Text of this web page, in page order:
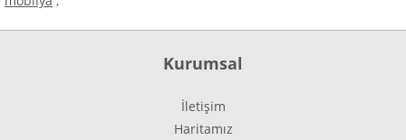
Kurumsal
İletişim
Haritamız